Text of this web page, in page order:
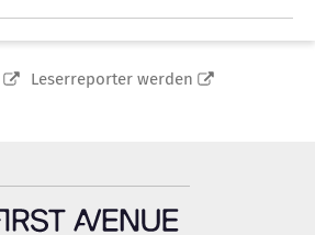
Leserreporter werden